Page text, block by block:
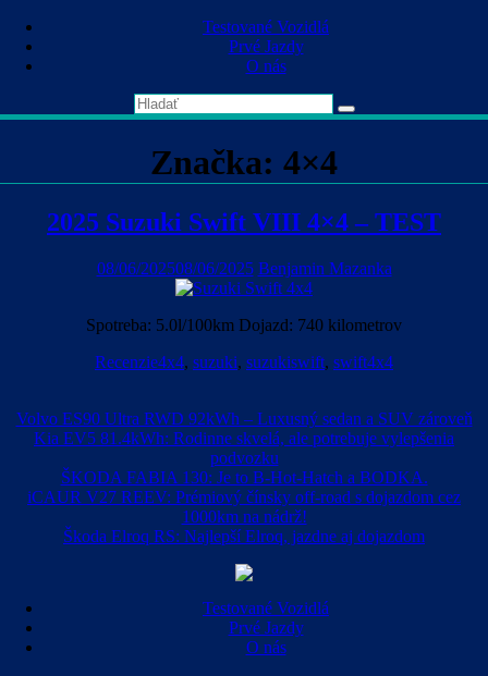
Skip
to
content
Testované Vozidlá
Prvé Jazdy
O nás
Značka: 4×4
2025 Suzuki Swift VIII 4×4 – TEST
08/06/202508/06/2025 Benjamin Mazanka
Spotreba: 5.0l/100km Dojazd: 740 kilometrov
Recenzie4x4, suzuki, suzukiswift, swift4x4
Volvo ES90 Ultra RWD 92kWh – Luxusný sedan a SUV zároveň
Kia EV5 81.4kWh: Rodinne skvelá, ale potrebuje vylepšenia
podvozku
ŠKODA FABIA 130: Je to B-Hot-Hatch a BODKA.
iCAUR V27 REEV: Prémiový čínsky off-road s dojazdom cez
1000km na nádrž!
Škoda Elroq RS: Najlepší Elroq, jazdne aj dojazdom
Testované Vozidlá
Prvé Jazdy
O nás